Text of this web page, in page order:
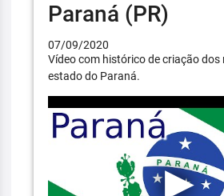
Paraná (PR)
07/09/2020
Vídeo com histórico de criação dos
estado do Paraná.